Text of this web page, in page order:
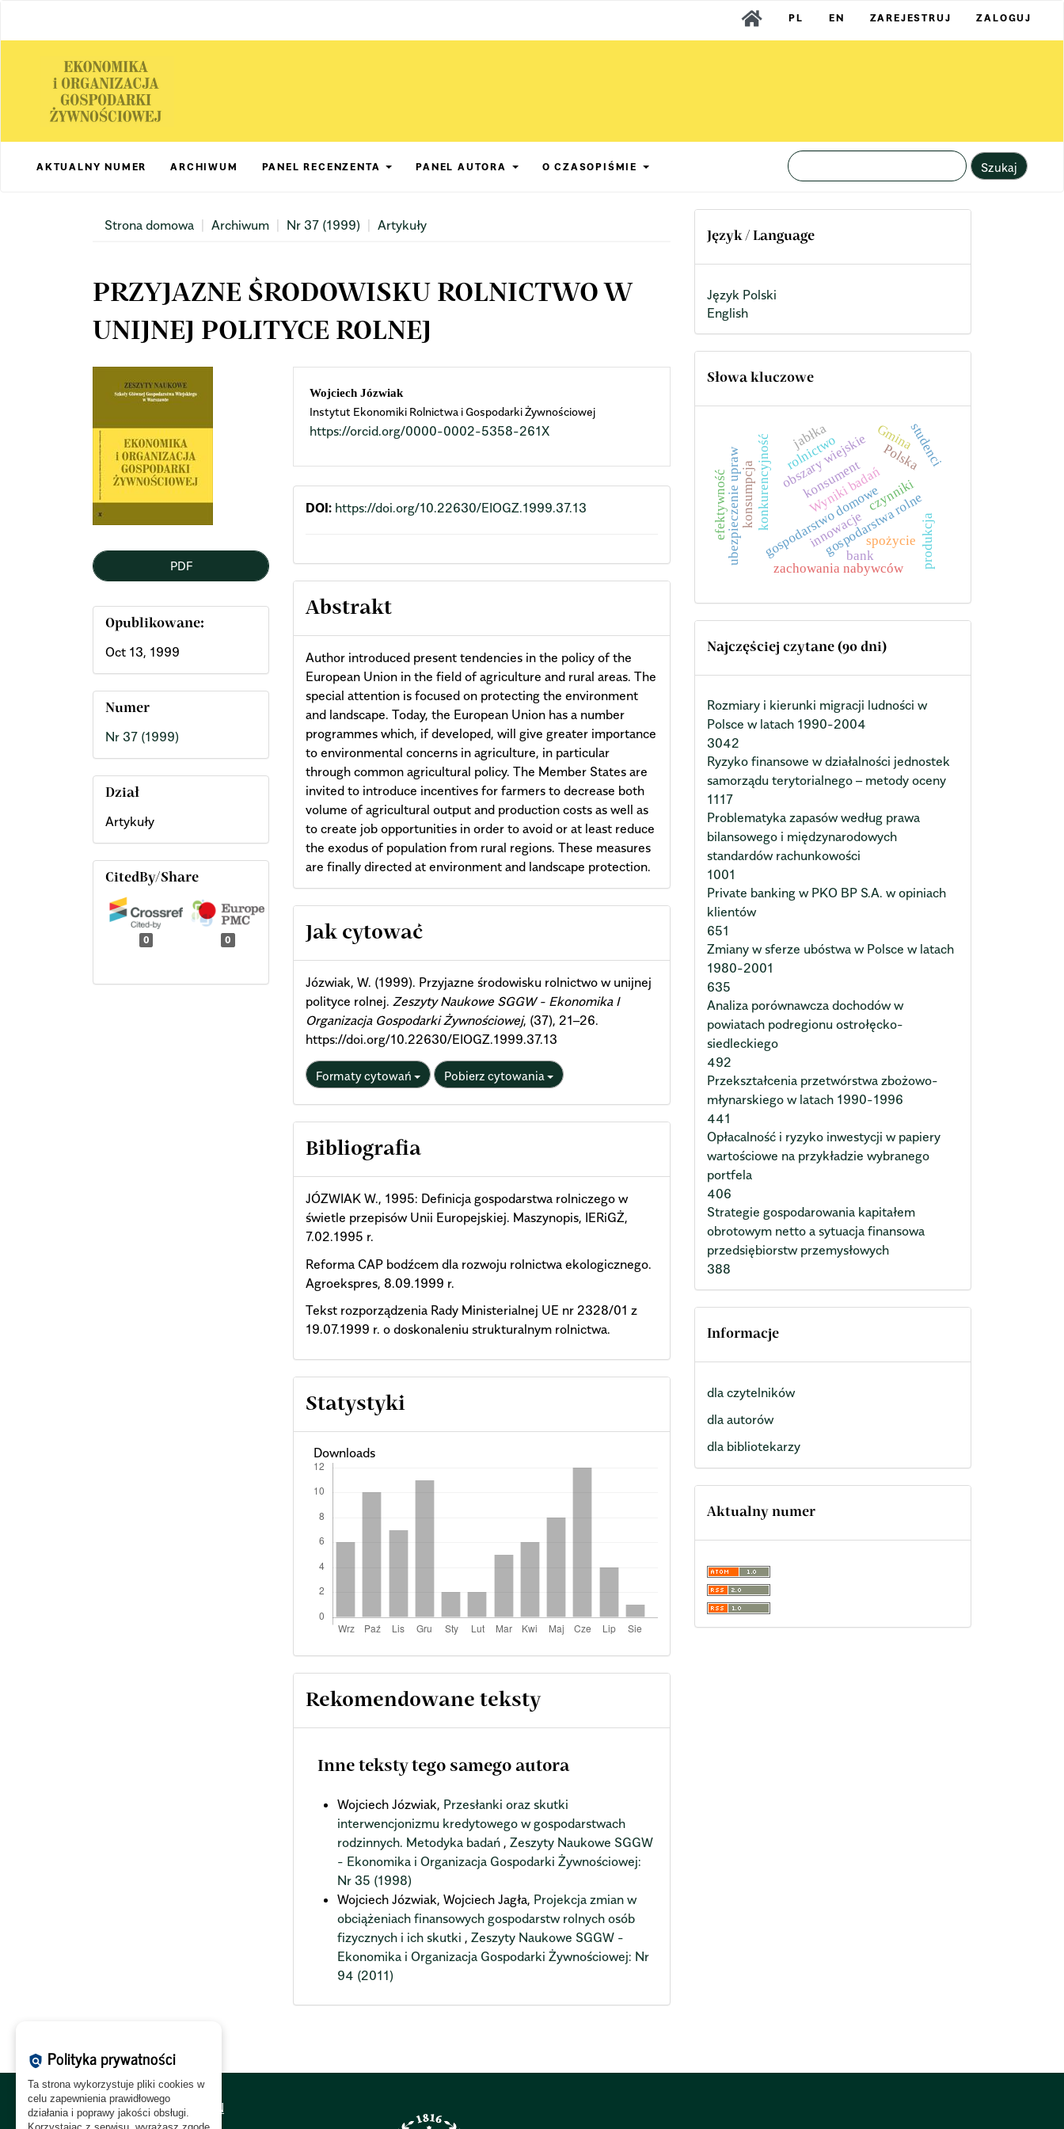
Content
Sidebar
PL EN ZAREJESTRUJ ZALOGUJ
AKTUALNY NUMER ARCHIWUM PANEL RECENZENTA PANEL AUTORA O CZASOPIŚMIE Szukaj
Strona domowa Archiwum Nr 37 (1999) Artykuły
PRZYJAZNE ŚRODOWISKU ROLNICTWO W
UNIJNEJ POLITYCE ROLNEJ
Article
Sidebar
PDF
Opublikowane:
Oct 13, 1999
Numer
Nr 37 (1999)
Dział
Artykuły
CitedBy/Share
0 0
Main
Article
Content
Wojciech Józwiak
Instytut Ekonomiki Rolnictwa i Gospodarki Żywnościowej
https://orcid.org/0000-0002-5358-261X
DOI: https://doi.org/10.22630/EIOGZ.1999.37.13
Abstrakt
Author introduced present tendencies in the policy of the
European Union in the field of agriculture and rural areas. The
special attention is focused on protecting the environment
and landscape. Today, the European Union has a number
programmes which, if developed, will give greater importance
to environmental concerns in agriculture, in particular
through common agricultural policy. The Member States are
invited to introduce incentives for farmers to decrease both
volume of agricultural output and production costs as well as
to create job opportunities in order to avoid or at least reduce
the exodus of population from rural regions. These measures
are finally directed at environment and landscape protection.
Article
Details
Jak cytować
Józwiak, W. (1999). Przyjazne środowisku rolnictwo w unijnej
polityce rolnej.Zeszyty Naukowe SGGW - Ekonomika I
Organizacja Gospodarki Żywnościowej, (37), 21–26.
https://doi.org/10.22630/EIOGZ.1999.37.13
Formaty cytowań Pobierz cytowania
Bibliografia
JÓZWIAK W., 1995: Definicja gospodarstwa rolniczego w
świetle przepisów Unii Europejskiej. Maszynopis, IERiGŻ,
7.02.1995 r.
Reforma CAP bodźcem dla rozwoju rolnictwa ekologicznego.
Agroekspres, 8.09.1999 r.
Tekst rozporządzenia Rady Ministerialnej UE nr 2328/01 z
19.07.1999 r. o doskonaleniu strukturalnym rolnictwa.
Statystyki
Downloads
Rekomendowane teksty
Inne teksty tego samego autora
Wojciech Józwiak, Przesłanki oraz skutki
interwencjonizmu kredytowego w gospodarstwach
rodzinnych. Metodyka badań ,Zeszyty Naukowe SGGW
- Ekonomika i Organizacja Gospodarki Żywnościowej:
Nr 35 (1998)
Wojciech Józwiak, Wojciech Jagła, Projekcja zmian w
obciążeniach finansowych gospodarstw rolnych osób
fizycznych i ich skutki ,Zeszyty Naukowe SGGW -
Ekonomika i Organizacja Gospodarki Żywnościowej: Nr
94 (2011)
Język / Language
Język Polski
English
Słowa kluczowe
konsument
Wyniki badań
gospodarstwo domowe
konkurencyjność innowacje
obszary wiejskie
gospodarstwa rolne
spożycie
rolnictwo Polska
konsumpcja
Gmina
czynniki
ubezpieczenie upraw
jabłka
produkcja
zachowania nabywców
bank
efektywność
studenci
Najczęściej czytane (90 dni)
Rozmiary i kierunki migracji ludności w
Polsce w latach 1990-2004
3042
Ryzyko finansowe w działalności jednostek
samorządu terytorialnego – metody oceny
1117
Problematyka zapasów według prawa
bilansowego i międzynarodowych
standardów rachunkowości
1001
Private banking w PKO BP S.A. w opiniach
klientów
651
Zmiany w sferze ubóstwa w Polsce w latach
1980-2001
635
Analiza porównawcza dochodów w
powiatach podregionu ostrołęcko-
siedleckiego
492
Przekształcenia przetwórstwa zbożowo-
młynarskiego w latach 1990-1996
441
Opłacalność i ryzyko inwestycji w papiery
wartościowe na przykładzie wybranego
portfela
406
Strategie gospodarowania kapitałem
obrotowym netto a sytuacja finansowa
przedsiębiorstw przemysłowych
388
Informacje
dla czytelników
dla autorów
dla bibliotekarzy
Aktualny numer
Polityka Cookies:PL
EN
policy Polityka prywatności
Ta strona wykorzystuje pliki cookies w
celu zapewnienia prawidłowego
działania i poprawy jakości obsługi.
Korzystając z serwisu, wyrażasz zgodę